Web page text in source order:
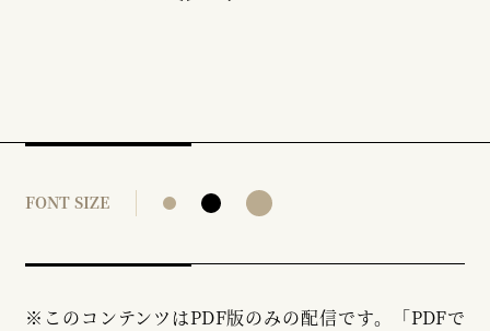
FONT SIZE
※このコンテンツはPDF版のみの配信です。「PDFで